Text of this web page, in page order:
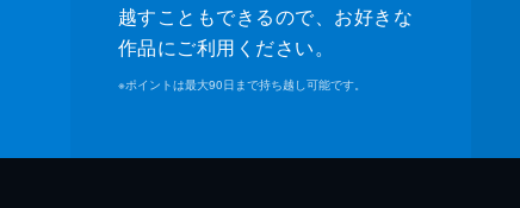
越すこともできるので、お好きな
作品にご利用ください。
※ポイントは最大90日まで持ち越し可能です。